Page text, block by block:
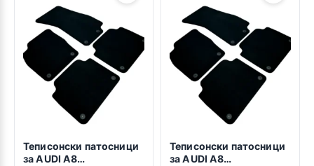
Теписонски патосници
за AUDI A8
Теписонски патосници
за AUDI A8